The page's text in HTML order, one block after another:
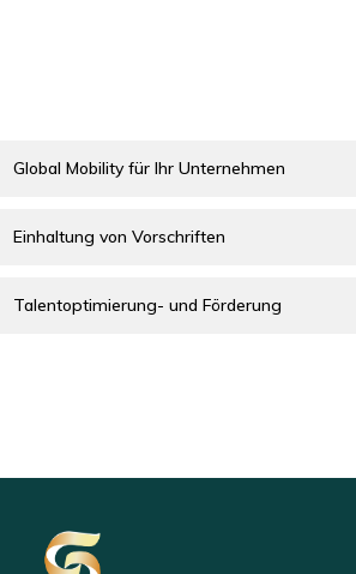
Global Mobility für Ihr Unternehmen
Einhaltung von Vorschriften
Talentoptimierung- und Förderung